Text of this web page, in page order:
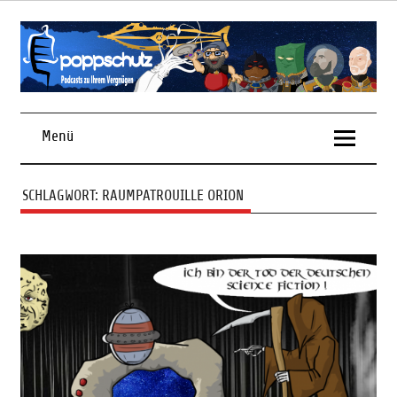
Skip
contentPodcasts zu Ihrem Vergnügen
Menü
SCHLAGWORT: RAUMPATROUILLE ORION